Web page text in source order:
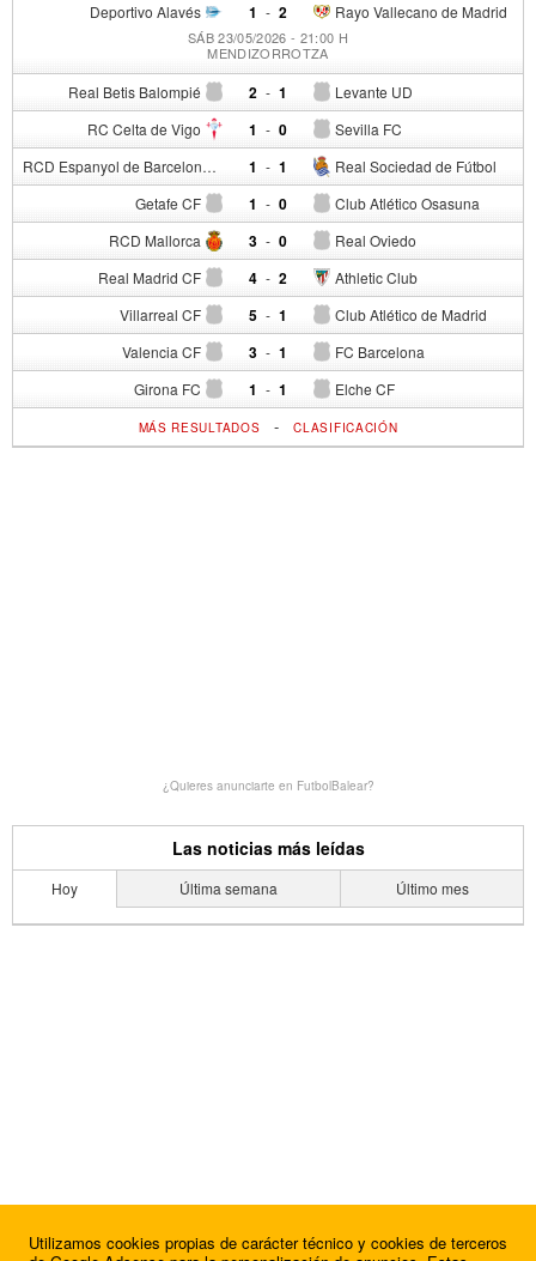
Deportivo Alavés 1 - Rayo Vallecano de Madrid
2
SÁB 23/05/2026 - 21:00 H
MENDIZORROTZA
Real Betis Balompié 2 - Levante UD
1
RC Celta de Vigo 1 - Sevilla FC
0
RCD Espanyol de Barcelona 1 - Real Sociedad de Fútbol
1
Getafe CF 1 - Club Atlético Osasuna
0
RCD Mallorca 3 - Real Oviedo
0
Real Madrid CF 4 - Athletic Club
2
Villarreal CF 5 - Club Atlético de Madrid
1
Valencia CF 3 - FC Barcelona
1
Girona FC 1 - Elche CF
1
MÁS RESULTADOS -CLASIFICACIÓN
¿Quieres anunciarte en FutbolBalear?
Las noticias más leídas
Hoy Última semana Último mes
Utilizamos cookies propias de carácter técnico y cookies de terceros